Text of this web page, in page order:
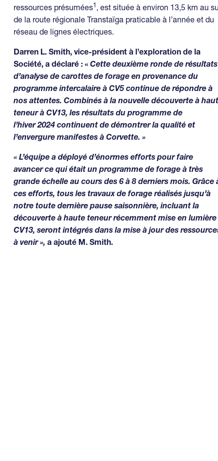
ressources présumées1, est située à environ 13,5 km au
de la route régionale Transtaïga praticable à l’année et du
réseau de lignes électriques.
Darren L. Smith, vice-président à l’exploration de la
Société, a déclaré : « Cette deuxième ronde de résultats
d’analyse de carottes de forage en provenance du
programme intercalaire à CV5 continue de répondre à
nos attentes. Combinés à la nouvelle découverte à
teneur à CV13, les résultats du programme de
l’hiver 2024 continuent de démontrer la qualité et
l’envergure manifestes à Corvette. »
« L’équipe a déployé d’énormes efforts pour faire
avancer ce qui était un programme de forage à très
grande échelle au cours des 6 à 8 derniers mois. Grâce
ces efforts, tous les travaux de forage réalisés jusqu’à
notre toute dernière pause saisonnière, incluant la
découverte à haute teneur récemment mise en lumière
CV13, seront intégrés dans la mise à jour des
à venir », a ajouté M. Smith.